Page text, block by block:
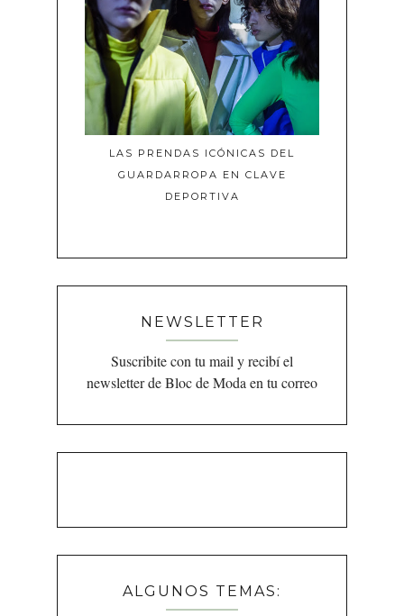
LAS PRENDAS ICÓNICAS DEL
GUARDARROPA EN CLAVE
DEPORTIVA
NEWSLETTER
Suscribite con tu mail y recibí el
newsletter de Bloc de Moda en tu correo
ALGUNOS TEMAS: